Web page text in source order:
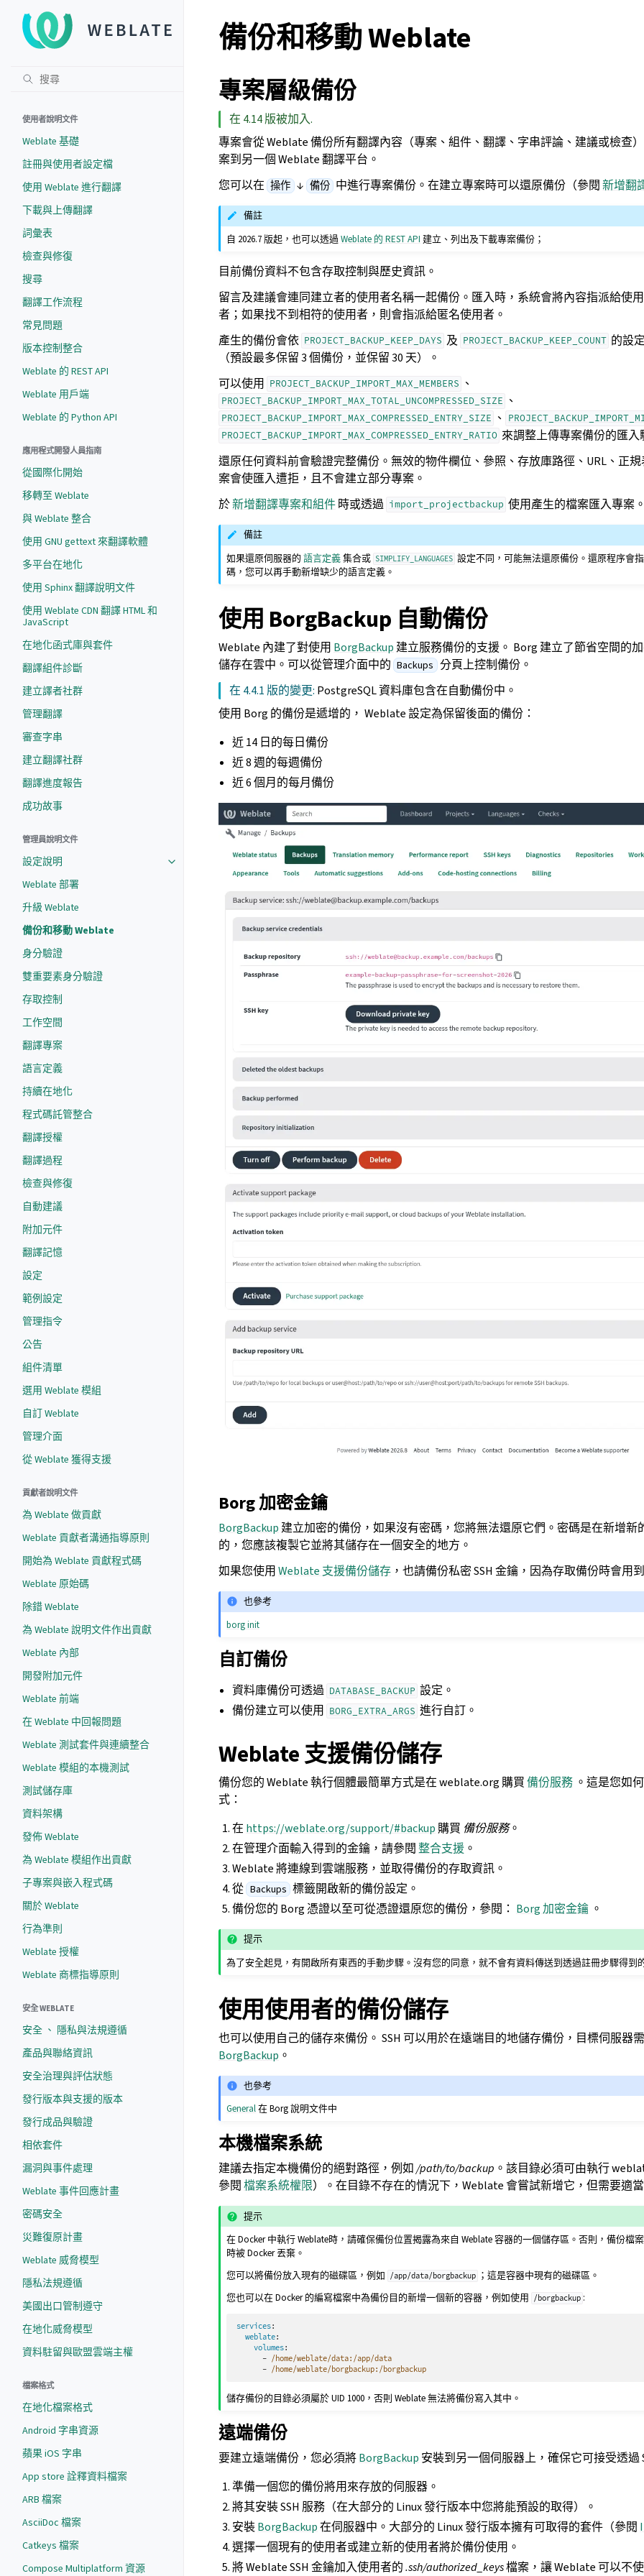
使用者說明文件
Weblate 基礎
註冊與使用者設定檔
使用 Weblate 進行翻譯
下載與上傳翻譯
詞彙表
檢查與修復
搜尋
翻譯工作流程
常見問題
版本控制整合
Weblate 的 REST API
Weblate 用戶端
Weblate 的 Python API
應用程式開發人員指南
從國際化開始
移轉至 Weblate
與 Weblate 整合
使用 GNU gettext 來翻譯軟體
多平台在地化
使用 Sphinx 翻譯說明文件
使用 Weblate CDN 翻譯 HTML 和
JavaScript
在地化函式庫與套件
翻譯組件診斷
建立譯者社群
管理翻譯
審查字串
建立翻譯社群
翻譯進度報告
成功故事
管理員說明文件
設定說明
Weblate 部署
升級 Weblate
備份和移動 Weblate
身分驗證
雙重要素身分驗證
存取控制
工作空間
翻譯專案
語言定義
持續在地化
程式碼託管整合
翻譯授權
翻譯過程
檢查與修復
自動建議
附加元件
翻譯記憶
設定
範例設定
管理指令
公告
組件清單
選用 Weblate 模組
自訂 Weblate
管理介面
從 Weblate 獲得支援
貢獻者說明文件
為 Weblate 做貢獻
Weblate 貢獻者溝通指導原則
開始為 Weblate 貢獻程式碼
Weblate 原始碼
除錯 Weblate
為 Weblate 說明文件作出貢獻
Weblate 內部
開發附加元件
Weblate 前端
在 Weblate 中回報問題
Weblate 測試套件與連續整合
Weblate 模組的本機測試
測試儲存庫
資料架構
發佈 Weblate
為 Weblate 模組作出貢獻
子專案與嵌入程式碼
關於 Weblate
行為準則
Weblate 授權
Weblate 商標指導原則
安全 WEBLATE
安全 、 隱私與法規遵循
產品與聯絡資訊
安全治理與評估狀態
發行版本與支援的版本
發行成品與驗證
相依套件
漏洞與事件處理
Weblate 事件回應計畫
密碼安全
災難復原計畫
Weblate 威脅模型
隱私法規遵循
美國出口管制遵守
在地化威脅模型
資料駐留與歐盟雲端主權
檔案格式
在地化檔案格式
Android 字串資源
蘋果 iOS 字串
App store 詮釋資料檔案
ARB 檔案
AsciiDoc 檔案
Catkeys 檔案
Compose Multiplatform 資源
備份和移動 Weblate
專案層級備份
在 4.14 版被加入.
專案會從 Weblate 備份所有翻譯內容（專案、組件、翻譯、字串評論、建議或檢查
案到另一個 Weblate 翻譯平台。
您可以在 操作 ↓ 備份 中進行專案備份。在建立專案時可以還原備份（參閱新增翻
備註
自 2026.7 版起，也可以透過Weblate 的 REST API 建立、列出及下載專案備份；
目前備份資料不包含存取控制與歷史資訊。
留言及建議會連同建立者的使用者名稱一起備份。匯入時，系統會將內容指派給使
者；如果找不到相符的使用者，則會指派給匿名使用者。
產生的備份會依 PROJECT_BACKUP_KEEP_DAYS 及 PROJECT_BACKUP_KEEP_COUNT 的設
（預設最多保留 3 個備份，並保留 30 天）。
可以使用 PROJECT_BACKUP_IMPORT_MAX_MEMBERS 、
PROJECT_BACKUP_IMPORT_MAX_TOTAL_UNCOMPRESSED_SIZE 、
PROJECT_BACKUP_IMPORT_MAX_COMPRESSED_ENTRY_SIZE 、
PROJECT_BACKUP_IMPORT_MAX_COMPRESSED_ENTRY_RATIO 來調整上傳專案備份的匯入
還原任何資料前會驗證完整備份。無效的物件欄位、參照、存放庫路徑、URL、正
案會使匯入遭拒，且不會建立部分專案。
於新增翻譯專案和組件時或透過 import_projectbackup 使用產生的檔案匯入專案。
備註
如果還原伺服器的語言定義集合或 SIMPLIFY_LANGUAGES 設定不同，可能無法還原備份。還原程序會
碼，您可以再手動新增缺少的語言定義。
使用 BorgBackup 自動備份
Weblate 內建了對使用 BorgBackup 建立服務備份的支援。 Borg 建立了節省空間的
儲存在雲中。可以從管理介面中的 Backups 分頁上控制備份。
在 4.4.1 版的變更: PostgreSQL 資料庫包含在自動備份中。
使用 Borg 的備份是遞增的， Weblate 設定為保留後面的備份：
近 14 日的每日備份
近 8 週的每週備份
近 6 個月的每月備份
Borg 加密金鑰
BorgBackup 建立加密的備份，如果沒有密碼，您將無法還原它們。密碼是在新增新
的，您應該複製它並將其儲存在一個安全的地方。
如果您使用 Weblate 支援備份儲存 ，也請備份私密 SSH 金鑰，因為存取備份時會用
也參考
borg init
自訂備份
資料庫備份可透過 DATABASE_BACKUP 設定。
備份建立可以使用
BORG_EXTRA_ARGS 進行自訂。
Weblate 支援備份儲存
備份您的 Weblate 執行個體最簡單方式是在 weblate.org 購買備份服務 。這是您如
式：
在 https://weblate.org/support/#backup 購買 備份服務。
在管理介面輸入得到的金鑰，請參閱整合支援 。
Weblate 將連線到雲端服務，並取得備份的存取資訊。
從 Backups 標籤開啟新的備份設定。
備份您的 Borg 憑證以至可從憑證還原您的備份，參閱： Borg 加密金鑰 。
提示
為了安全起見，有開啟所有東西的手動步驟。沒有您的同意，就不會有資料傳送到透過註冊步驟得到
使用使用者的備份儲存
也可以使用自己的儲存來備份。 SSH 可以用於在遠端目的地儲存備份，目標伺服器
BorgBackup 。
也參考
General在 Borg 說明文件中
本機檔案系統
建議去指定本機備份的絕對路徑，例如/path/to/backup 。該目錄必須可由執行
參閱 檔案系統權限）。在目錄不存在的情況下，Weblate 會嘗試新增它，但需要適
提示
在 Docker 中執行 Weblate時，請確保備份位置揭露為來自 Weblate 容器的一個儲存區。否則，備份檔
時被 Docker 丟棄。
您可以將備份放入現有的磁碟區，例如
/app/data/borgbackup
；這是容器中現有的磁碟區。
您也可以在 Docker 的編寫檔案中為備份目的新增一個新的容器，例如使用
/borgbackup :
services:
weblate:
volumes:
- /home/weblate/data:/app/data
- /home/weblate/borgbackup:/borgbackup
儲存備份的目錄必須屬於 UID 1000，否則 Weblate 無法將備份寫入其中。
遠端備份
要建立遠端備份，您必須將BorgBackup 安裝到另一個伺服器上，確保它可接受透過
準備一個您的備份將用來存放的伺服器。
將其安裝 SSH 服務（在大部分的 Linux 發行版本中您將能預設的取得）。
安裝BorgBackup在伺服器中。大部分的 Linux 發行版本擁有可取得的套件（參閱
選擇一個現有的使用者或建立新的使用者將於備份使用。
將 Weblate SSH 金鑰加入使用者的.ssh/authorized_keys檔案，讓 Weblate 可以不